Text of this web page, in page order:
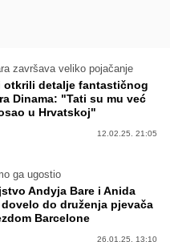
završava veliko pojačanje
otkrili detalje fantastičnog
Dinama: "Tati su mu već
u Hrvatskoj"
12.02.25. 21:05
ga ugostio
Andyja Bare i Anida
do druženja pjevača
Barcelone
26.01.25. 13:10